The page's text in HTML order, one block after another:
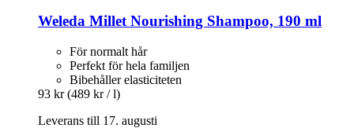
Weleda Millet Nourishing Shampoo, 190 ml
För normalt hår
Perfekt för hela familjen
Bibehåller elasticiteten
93 kr (489 kr / l)
Leverans till 17. augusti